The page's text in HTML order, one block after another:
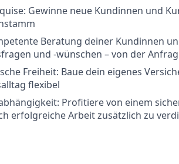
Gewinne neue Kundinnen und
Beratung deiner Kundinnen
und -wünschen – von der
Freiheit: Baue dein eigenes
flexibel
Profitiere von einem
erfolgreiche Arbeit zusätzlich zu